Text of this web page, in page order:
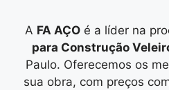
A FA AÇO é a líder na
para Construção
Paulo. Oferecemos os
sua obra, com preços